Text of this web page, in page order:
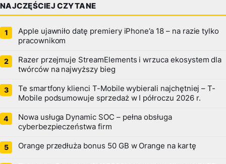
NAJCZĘŚCIEJ CZYTANE
Apple ujawniło datę premiery iPhone’a 18 – na razie tylko
pracownikom
Razer przejmuje StreamElements i wrzuca ekosystem dla
twórców na najwyższy bieg
Te smartfony klienci T-Mobile wybierali najchętniej – T-
Mobile podsumowuje sprzedaż w I półroczu 2026 r.
Nowa usługa Dynamic SOC – pełna obsługa
cyberbezpieczeństwa firm
Orange przedłuża bonus 50 GB w Orange na kartę